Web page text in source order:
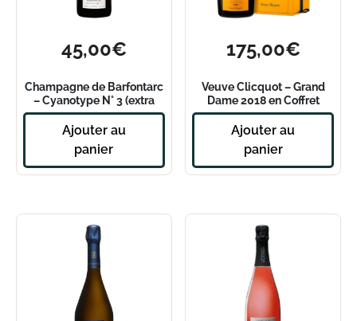
45,00€
Champagne de Barfontarc
– Cyanotype N° 3 (extra
dry)
Ajouter au
panier
175,00€
Veuve Clicquot – Grand
Dame 2018 en Coffret
Ajouter au
panier